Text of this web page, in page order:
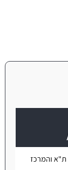
ת"א והמרכז